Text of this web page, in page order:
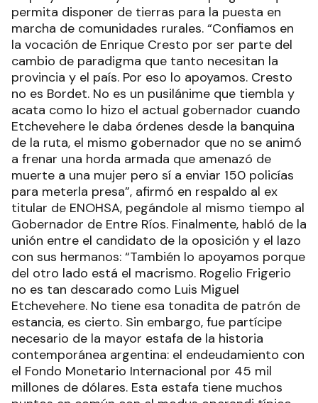
permita disponer de tierras para la puesta en
marcha de comunidades rurales. “Confiamos en
la vocación de Enrique Cresto por ser parte del
cambio de paradigma que tanto necesitan la
provincia y el país. Por eso lo apoyamos. Cresto
no es Bordet. No es un pusilánime que tiembla y
acata como lo hizo el actual gobernador cuando
Etchevehere le daba órdenes desde la banquina
de la ruta, el mismo gobernador que no se animó
a frenar una horda armada que amenazó de
muerte a una mujer pero sí a enviar 150 policías
para meterla presa”, afirmó en respaldo al ex
titular de ENOHSA, pegándole al mismo tiempo al
Gobernador de Entre Ríos. Finalmente, habló de la
unión entre el candidato de la oposición y el lazo
con sus hermanos: “También lo apoyamos porque
del otro lado está el macrismo. Rogelio Frigerio
no es tan descarado como Luis Miguel
Etchevehere. No tiene esa tonadita de patrón de
estancia, es cierto. Sin embargo, fue partícipe
necesario de la mayor estafa de la historia
contemporánea argentina: el endeudamiento con
el Fondo Monetario Internacional por 45 mil
millones de dólares. Esta estafa tiene muchos